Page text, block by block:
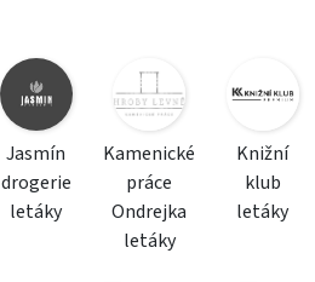
Jasmín
drogerie
letáky
Kamenické
práce
Ondrejka
letáky
Knižní
klub
letáky